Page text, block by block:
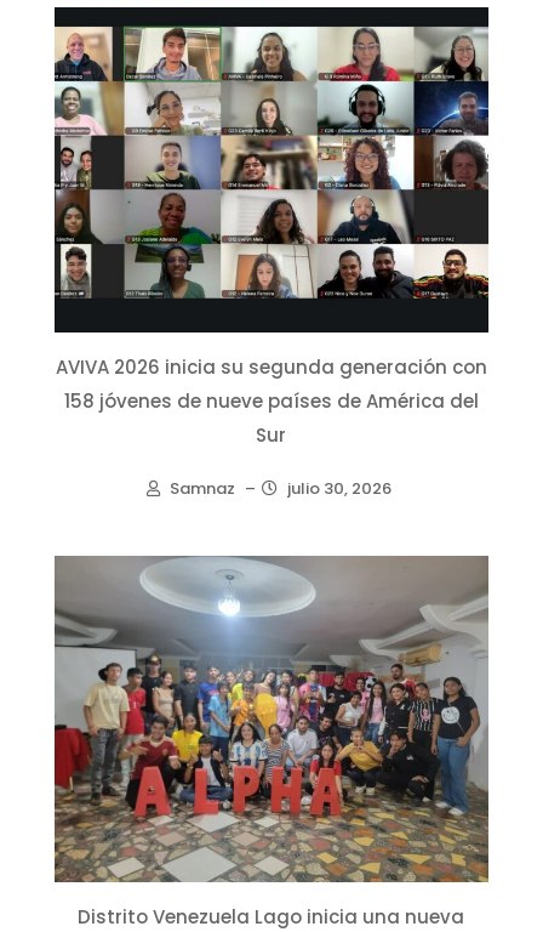
AVIVA 2026 inicia su segunda generación con
158 jóvenes de nueve países de América del
Sur
Samnaz – julio 30, 2026
Distrito Venezuela Lago inicia una nueva